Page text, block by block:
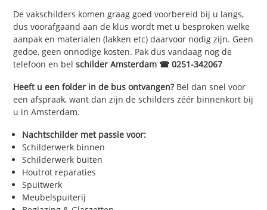
De vakschilders komen graag goed voorbereid bij u langs,
dus voorafgaand aan de klus wordt met u besproken welke
aanpak en materialen (lakken etc) daarvoor nodig zijn. Geen
gedoe, geen onnodige kosten. Pak dus vandaag nog de
telefoon en belschilder Amsterdam ☎ 0251-342067
Heeft u een folder in de bus ontvangen?Bel dan snel voor
een afspraak, want dan zijn de schilders zéér binnenkort bij
u in Amsterdam.
Nachtschilder met passie voor:
Schilderwerk binnen
Schilderwerk buiten
Houtrot reparaties
Spuitwerk
Meubelspuiterij